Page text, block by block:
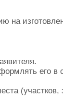
его